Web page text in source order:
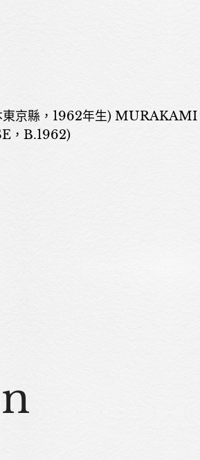
東京縣，1962年生)
，B.1962)